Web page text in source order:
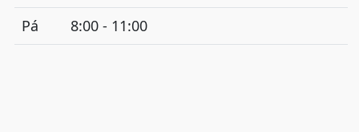
Pá
8:00 - 11:00